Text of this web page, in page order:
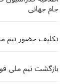
جام جهانی
تکلیف حضور تیم
بازگشت تیم ملی